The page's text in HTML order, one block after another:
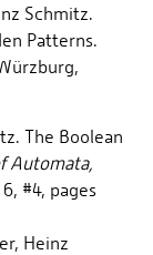
Schmitz.
Patterns.
The Boolean
Automata,
#4, pages
Heinz